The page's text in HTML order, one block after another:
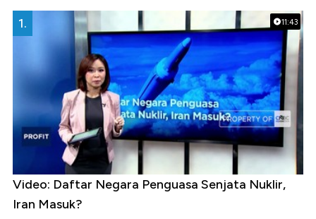
11:43
1.
Video: Daftar Negara Penguasa Senjata Nuklir,
Iran Masuk?